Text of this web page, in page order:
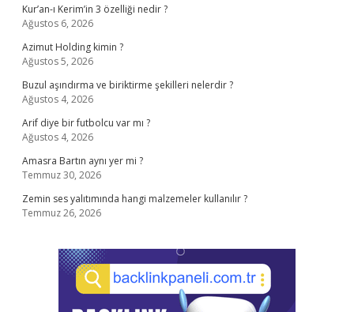
Kur’an-ı Kerim’in 3 özelliği nedir ?
Ağustos 6, 2026
Azimut Holding kimin ?
Ağustos 5, 2026
Buzul aşındırma ve biriktirme şekilleri nelerdir ?
Ağustos 4, 2026
Arif diye bir futbolcu var mı ?
Ağustos 4, 2026
Amasra Bartın aynı yer mi ?
Temmuz 30, 2026
Zemin ses yalıtımında hangi malzemeler kullanılır ?
Temmuz 26, 2026